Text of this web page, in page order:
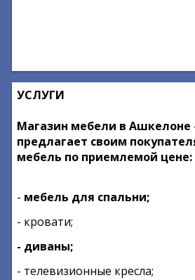
УСЛУГИ
Магазин мебели в Ашкелоне
предлагает своим
мебель по приемлемой цене:
- мебель для спальни;
- кровати;
- диваны;
- телевизионные кресла;